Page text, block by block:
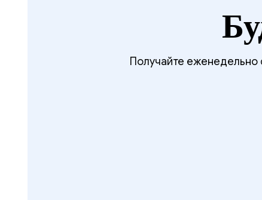
Получайте еженедельно